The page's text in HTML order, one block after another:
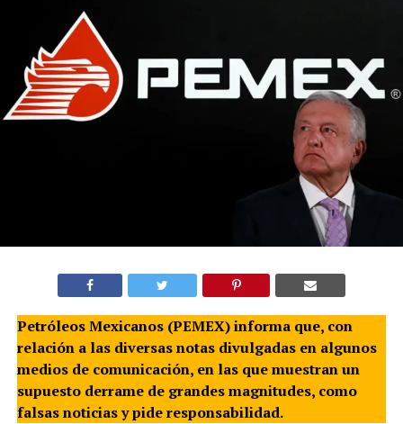
Petróleos Mexicanos (PEMEX) informa que, con
relación a las diversas notas divulgadas en algunos
medios de comunicación, en las que muestran un
supuesto derrame de grandes magnitudes, como
falsas noticias y pide responsabilidad.